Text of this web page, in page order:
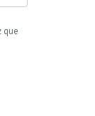
que